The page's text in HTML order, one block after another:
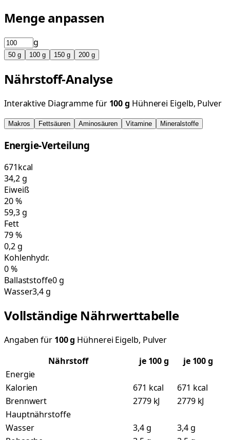
Menge anpassen
g
50 g 100 g 150 g 200 g
Nährstoff-Analyse
Interaktive Diagramme für 100g Hühnerei Eigelb, Pulver
Makros Fettsäuren Aminosäuren Vitamine Mineralstoffe
Energie-Verteilung
671kcal
34,2g
Eiweiß
20%
59,3g
Fett
79%
0,2g
Kohlenhydr.
0%
Ballaststoffe0 g
Wasser3,4 g
Vollständige Nährwerttabelle
Angaben für 100g Hühnerei Eigelb, Pulver
Nährstoff
je 100g
je 100 g
Energie
Kalorien
671 kcal
671 kcal
Brennwert
2779 kJ
2779 kJ
Hauptnährstoffe
Wasser
3,4 g
3,4 g